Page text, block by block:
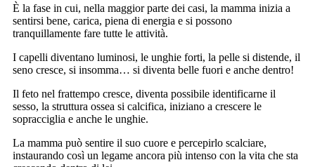
È la fase in cui, nella maggior parte dei casi, la mamma inizia a
sentirsi bene, carica, piena di energia e si possono
tranquillamente fare tutte le attività.
I capelli diventano luminosi, le unghie forti, la pelle si distende, il
seno cresce, si insomma… si diventa belle fuori e anche dentro!
Il feto nel frattempo cresce, diventa possibile identificarne il
sesso, la struttura ossea si calcifica, iniziano a crescere le
sopracciglia e anche le unghie.
La mamma può sentire il suo cuore e percepirlo scalciare,
instaurando così un legame ancora più intenso con la vita che sta